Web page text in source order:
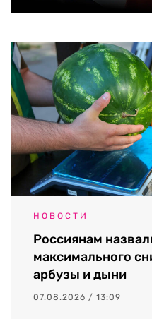
НОВОСТИ
Россиянам
максимального
арбузы и дыни
07.08.2026 / 13:09